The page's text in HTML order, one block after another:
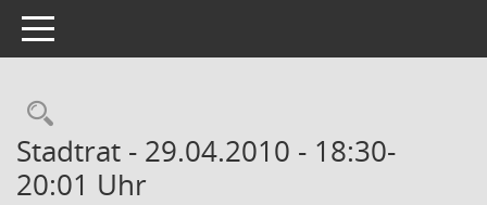
Toggle navigation
Rechercheauswahl
Stadtrat - 29.04.2010 - 18:30-
20:01 Uhr